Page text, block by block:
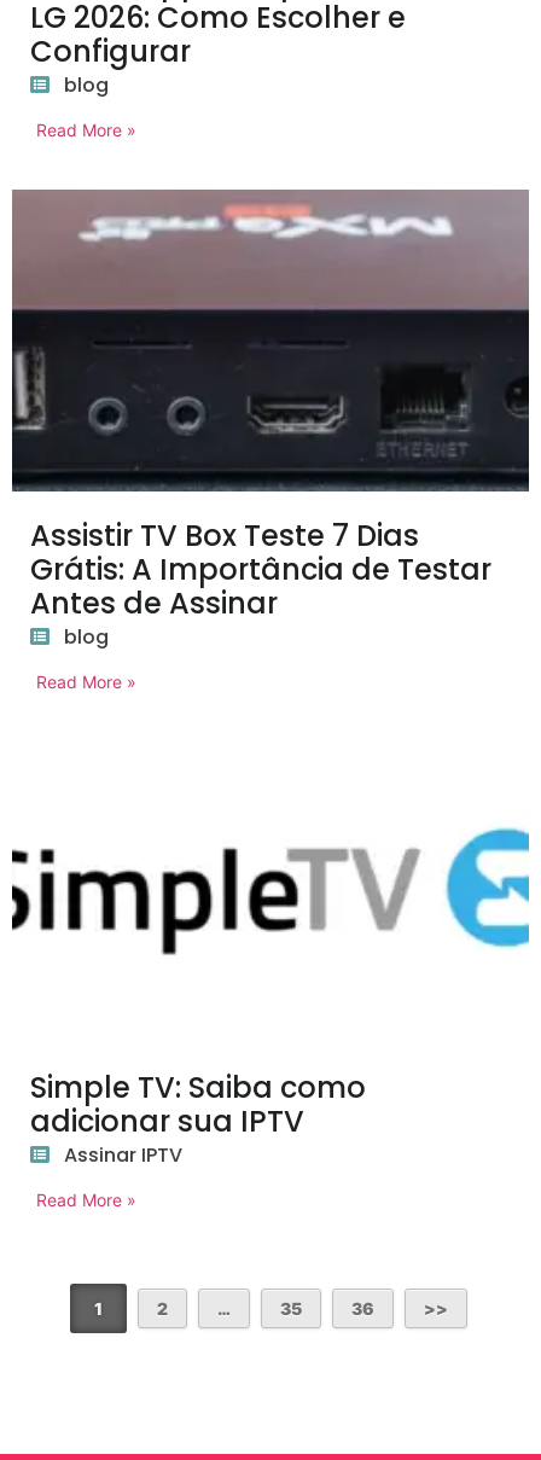
LG 2026: Como Escolher e
Configurar
blog
Read More »
Assistir TV Box Teste 7 Dias
Grátis: A Importância de Testar
Antes de Assinar
blog
Read More »
Simple TV: Saiba como
adicionar sua IPTV
Assinar IPTV
Read More »
1 2 … 35 36